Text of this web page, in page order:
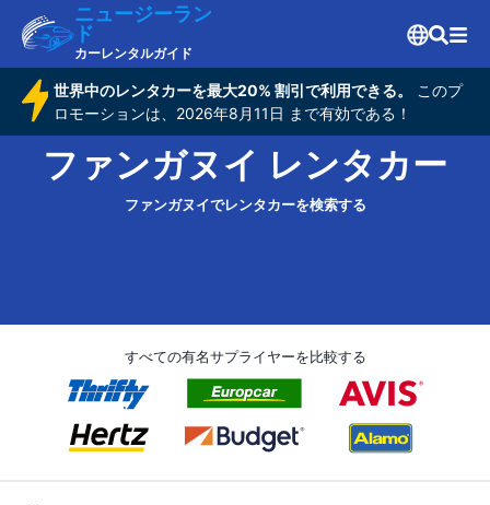
ニュージーラン
ド
カーレンタルガイド
世界中のレンタカーを最大20% 割引で利用できる。
このプ
ロモーションは、2026年8月11日 まで有効である！
ファンガヌイ レンタカー
ファンガヌイでレンタカーを検索する
すべての有名サプライヤーを比較する